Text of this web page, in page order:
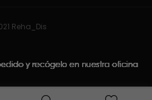
Reha_Dis